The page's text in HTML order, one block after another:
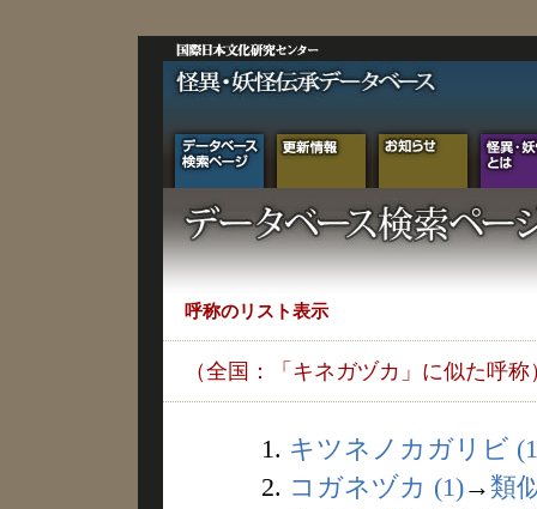
呼称のリスト表示
（全国：「キネガヅカ」に似た呼称
1. キツネノカガリビ
2. コガネヅカ (1)→ 類